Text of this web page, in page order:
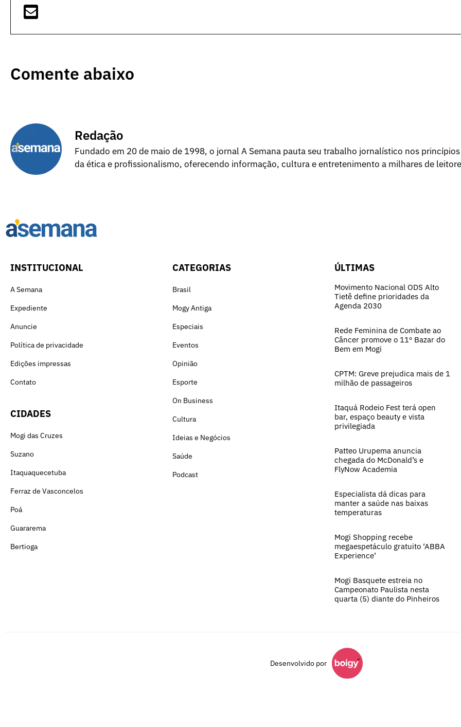
Comente abaixo
Redação
Fundado em 20 de maio de 1998, o jornal A Semana pauta seu trabalho jornalístico nos princípios
da ética e profissionalismo, oferecendo informação, cultura e entretenimento a milhares de
INSTITUCIONAL
A Semana
Expediente
Anuncie
Política de privacidade
Edições impressas
Contato
CIDADES
Mogi das Cruzes
Suzano
Itaquaquecetuba
Ferraz de Vasconcelos
Poá
Guararema
Bertioga
CATEGORIAS
Brasil
Mogy Antiga
Especiais
Eventos
Opinião
Esporte
On Business
Cultura
Ideias e Negócios
Saúde
Podcast
ÚLTIMAS
Movimento Nacional ODS Alto
Tietê define prioridades da
Agenda 2030
Rede Feminina de Combate ao
Câncer promove o 11º Bazar do
Bem em Mogi
CPTM: Greve prejudica mais de 1
milhão de passageiros
Itaquá Rodeio Fest terá open
bar, espaço beauty e vista
privilegiada
Patteo Urupema anuncia
chegada do McDonald’s e
FlyNow Academia
Especialista dá dicas para
manter a saúde nas baixas
temperaturas
Mogi Shopping recebe
megaespetáculo gratuito ‘ABBA
Experience’
Mogi Basquete estreia no
Campeonato Paulista nesta
quarta (5) diante do Pinheiros
Desenvolvido por